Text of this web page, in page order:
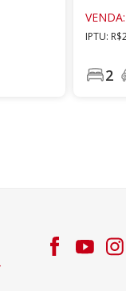
VENDA:
IPTU:
2